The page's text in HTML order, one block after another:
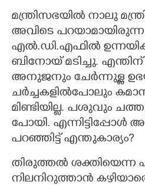
മന്ത്രിസഭയിൽ നാലു
അവിടെ പറയാമായിരുന്ന
എൽ.ഡി.എഫിൽ
ബിനോയ് മടിച്ചു. എന്തിന്
അനുജനും ചേർന്നുള്ള
ചർച്ചകളിൽപോലും
മിണ്ടിയില്ല. പശുവും
പോയി. എന്നിട്ടിപ്പോൾ
പറഞ്ഞിട്ട് എന്തുകാര്യം?
തിരുത്തൽ ശക്തിയെന്ന
നിലനിറുത്താൻ